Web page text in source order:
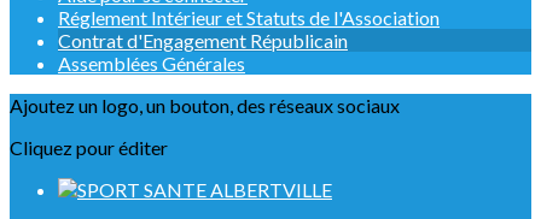
Réglement Intérieur et Statuts de l'Association
Contrat d'Engagement Républicain
Assemblées Générales
Ajoutez un logo, un bouton, des réseaux sociaux
Cliquez pour éditer